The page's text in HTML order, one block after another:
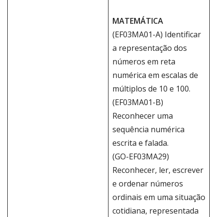
MATEMÁTICA
(EF03MA01-A) Identificar
a representação dos
números em reta
numérica em escalas de
múltiplos de 10 e 100.
(EF03MA01-B)
Reconhecer uma
sequência numérica
escrita e falada.
(GO-EF03MA29)
Reconhecer, ler, escrever
e ordenar números
ordinais em uma situação
cotidiana, representada